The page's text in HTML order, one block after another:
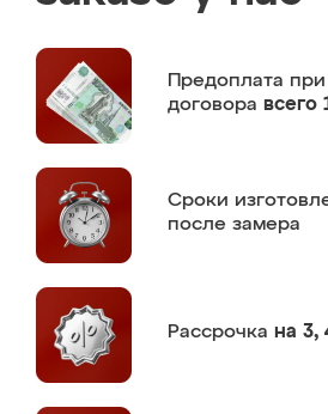
Предоплата
договора всего
Сроки
после замера
Рассрочка на 3,